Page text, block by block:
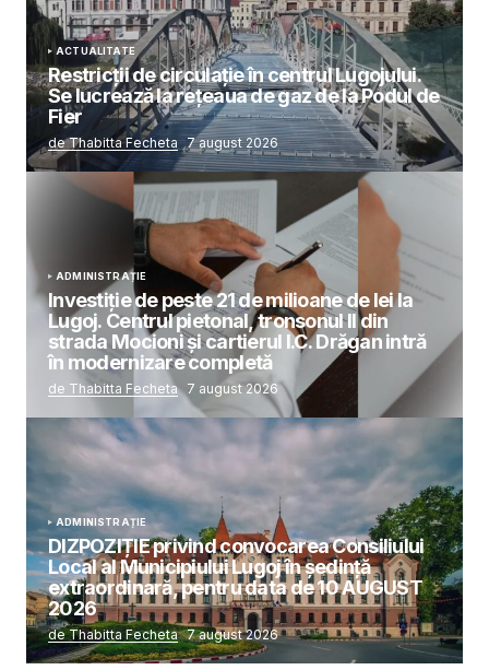
ACTUALITATE
Restricții de circulație în centrul Lugojului.
Se lucrează la rețeaua de gaz de la Podul de
Fier
de Thabitta Fecheta 7 august 2026
ADMINISTRAȚIE
Investiție de peste 21 de milioane de lei la
Lugoj. Centrul pietonal, tronsonul II din
strada Mocioni și cartierul I.C. Drăgan intră
în modernizare completă
de Thabitta Fecheta 7 august 2026
ADMINISTRAȚIE
DIZPOZIȚIE privind convocarea Consiliului
Local al Municipiului Lugoj în şedinţă
extraordinară, pentru data de 10 AUGUST
2026
de Thabitta Fecheta 7 august 2026